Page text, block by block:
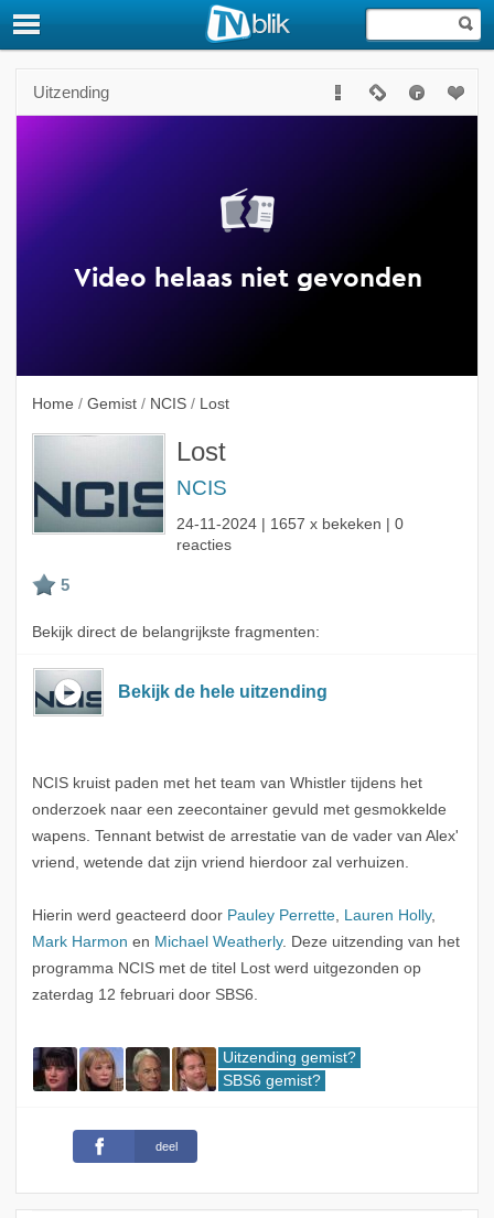
Uitzending
Home / Gemist / NCIS / Lost
Lost
NCIS
24-11-2024| 1657 x bekeken | 0
reacties
Bekijk direct de belangrijkste fragmenten:
Bekijk de hele uitzending
NCIS kruist paden met het team van Whistler tijdens het
onderzoek naar een zeecontainer gevuld met gesmokkelde
wapens. Tennant betwist de arrestatie van de vader van Alex'
vriend, wetende dat zijn vriend hierdoor zal verhuizen.
Hierin werd geacteerd door Pauley Perrette, Lauren Holly,
Mark Harmon en Michael Weatherly. Deze uitzending van het
programma NCIS met de titel Lost werd uitgezonden op
zaterdag 12 februari door SBS6.
Uitzending gemist?
SBS6 gemist?
deel